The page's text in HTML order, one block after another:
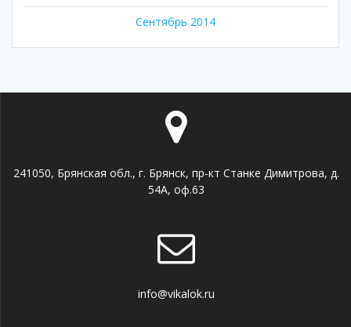
Сентябрь 2014
241050, Брянская обл., г. Брянск, пр-кт Станке Димитрова, д.
54А, оф.63
info@vikalok.ru